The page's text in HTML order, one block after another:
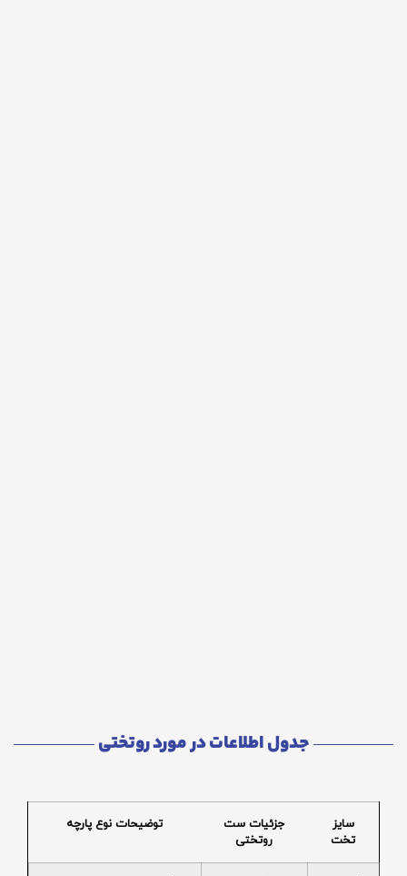
جدول اطلاعات در مورد روتختی
سایز
تخت
جزئیات ست
روتختی
توضیحات نوع پارچه